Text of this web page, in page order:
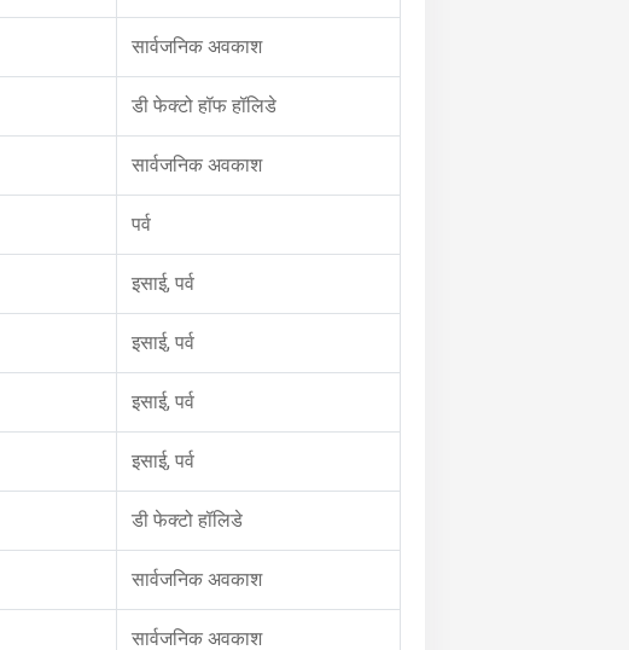
सार्वजनिक अवकाश
डी फेक्टो हॉफ हॉलिडे
सार्वजनिक अवकाश
पर्व
इसाई, पर्व
इसाई, पर्व
इसाई, पर्व
इसाई, पर्व
डी फेक्टो हॉलिडे
सार्वजनिक अवकाश
सार्वजनिक अवकाश